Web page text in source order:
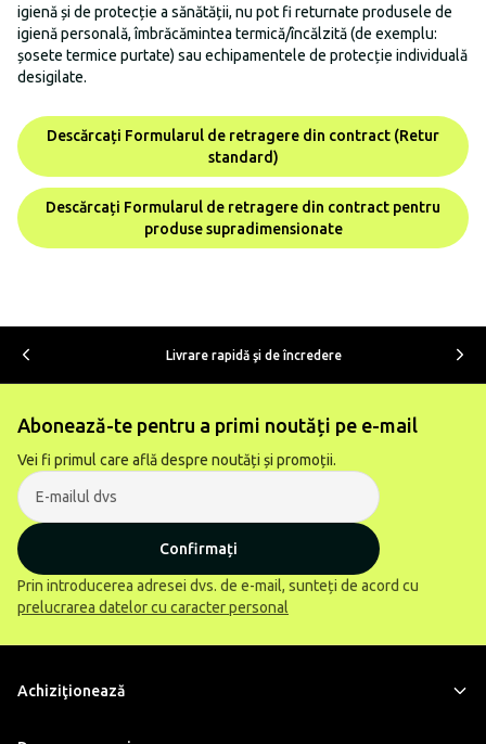
igienă și de protecție a sănătății, nu pot fi returnate produsele de
igienă personală, îmbrăcămintea termică/încălzită (de exemplu:
șosete termice purtate) sau echipamentele de protecție individuală
desigilate.
Descărcați Formularul de retragere din contract (Retur
standard)
Descărcați Formularul de retragere din contract pentru
produse supradimensionate
Livrare rapidă şi de încredere
Abonează-te pentru a primi noutăți pe e-mail
Vei fi primul care află despre noutăți și promoții.
Confirmați
Prin introducerea adresei dvs. de e-mail, sunteți de acord cu
prelucrarea datelor cu caracter personal
Achiziţionează